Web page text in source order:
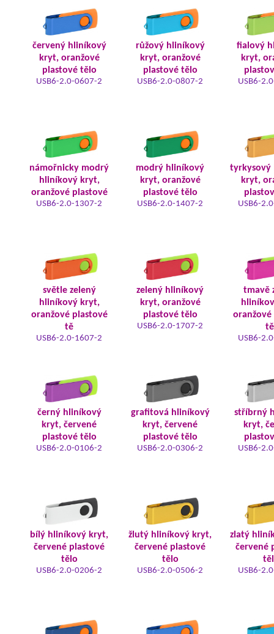
červený hliníkový
kryt, oranžové
plastové tělo
USB6-2.0-0607-2
růžový hliníkový
kryt, oranžové
plastové tělo
USB6-2.0-0807-2
fialový
kryt,
USB6-
námořnicky modrý
hliníkový kryt,
oranžové plastové
USB6-2.0-1307-2
modrý hliníkový
kryt, oranžové
plastové tělo
USB6-2.0-1407-2
tyrkysový
kryt,
USB6-
světle zelený
hliníkový kryt,
oranžové plastové
tě
USB6-2.0-1607-2
zelený hliníkový
kryt, oranžové
plastové tělo
USB6-2.0-1707-2
tmavě
oranžové
USB6-
černý hliníkový
kryt, červené
plastové tělo
USB6-2.0-0106-2
grafitová hliníkový
kryt, červené
plastové tělo
USB6-2.0-0306-2
stříbrný
kryt,
USB6-
bílý hliníkový kryt,
červené plastové
tělo
USB6-2.0-0206-2
žlutý hliníkový kryt,
červené plastové
tělo
USB6-2.0-0506-2
zlatý
červené
USB6-